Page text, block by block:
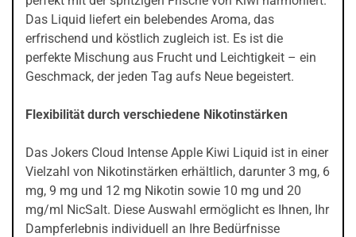
Das Liquid liefert ein belebendes Aroma, das
erfrischend und köstlich zugleich ist. Es ist die
perfekte Mischung aus Frucht und Leichtigkeit – ein
Geschmack, der jeden Tag aufs Neue begeistert.
Flexibilität durch verschiedene Nikotinstärken
Das Jokers Cloud Intense Apple Kiwi Liquid ist in einer
Vielzahl von Nikotinstärken erhältlich, darunter 3 mg, 6
mg, 9 mg und 12 mg Nikotin sowie 10 mg und 20
mg/ml NicSalt. Diese Auswahl ermöglicht es Ihnen, Ihr
Dampferlebnis individuell an Ihre Bedürfnisse